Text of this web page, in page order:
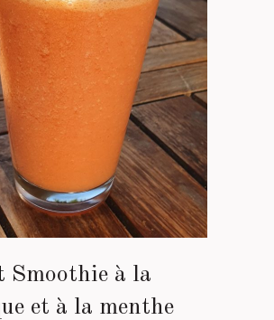
Smoothie à la
et à la menthe